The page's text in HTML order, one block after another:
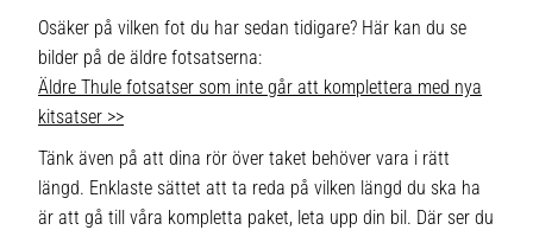
Osäker på vilken fot du har sedan tidigare? Här kan du se
bilder på de äldre fotsatserna:
Äldre Thule fotsatser som inte går att komplettera med nya
kitsatser >>
Tänk även på att dina rör över taket behöver vara i rätt
längd. Enklaste sättet att ta reda på vilken längd du ska ha
är att gå till våra kompletta paket, leta upp din bil. Där ser du